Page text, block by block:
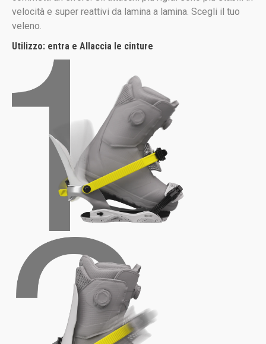
velocità e super reattivi da lamina a lamina. Scegli il tuo
veleno.
Utilizzo: entra e Allaccia le cinture